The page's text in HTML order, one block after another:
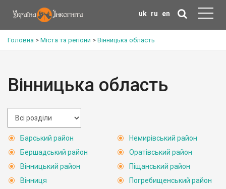
uk ru en
Головна > Міста та регіони > Вінницька область
Вінницька область
Барський район
Бершадський район
Вінницький район
Вінниця
Немирівський район
Оратівський район
Піщанський район
Погребищенський район